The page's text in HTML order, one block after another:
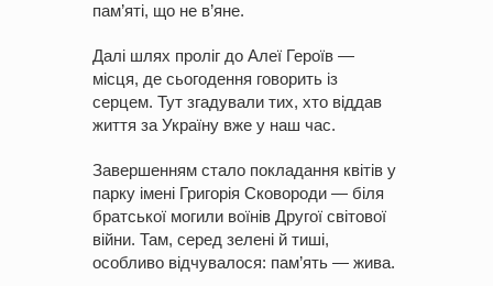
пам’яті, що не в’яне.
Далі шлях проліг до Алеї Героїв —
місця, де сьогодення говорить із
серцем. Тут згадували тих, хто віддав
життя за Україну вже у наш час.
Завершенням стало покладання квітів у
парку імені Григорія Сковороди — біля
братської могили воїнів Другої світової
війни. Там, серед зелені й тиші,
особливо відчувалося: пам’ять — жива.